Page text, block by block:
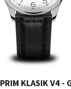
PRIM KLASIK V4 -